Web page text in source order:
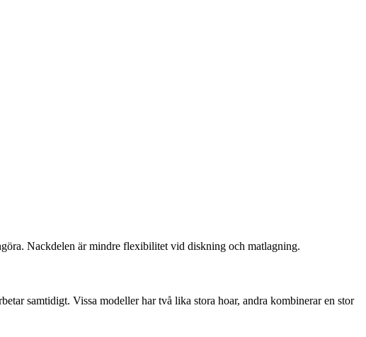
Nackdelen är mindre flexibilitet vid diskning och matlagning.
samtidigt. Vissa modeller har två lika stora hoar, andra kombinerar en stor